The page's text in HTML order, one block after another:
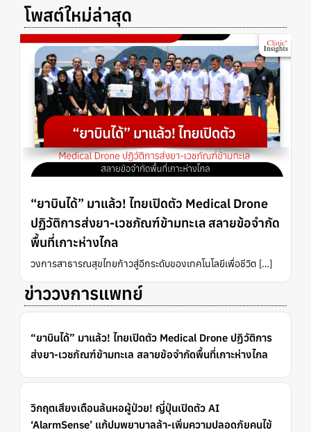
โพสต์ใหม่ล่าสุด
“ยาบินได้” มาแล้ว! ไทยเปิดตัว Medical Drone
ปฏิวัติการส่งยา-เวชภัณฑ์ข้ามทะเล สลายข้อจำกัด
พื้นที่เกาะห่างไกล
วงการสาธารณสุขไทยก้าวสู่อีกระดับของเทคโนโลยีเพื่อชีวิต […]
ข่าววงการแพทย์
“ยาบินได้” มาแล้ว! ไทยเปิดตัว Medical Drone ปฏิวัติการ
ส่งยา-เวชภัณฑ์ข้ามทะเล สลายข้อจำกัดพื้นที่เกาะห่างไกล
วิกฤตเสียงเตือนล้นหอผู้ป่วย! ญี่ปุ่นเปิดตัว AI
‘AlarmSense’ แก้ปมพยาบาลล้า-เพิ่มความปลอดภัยคนไข้